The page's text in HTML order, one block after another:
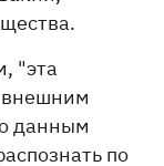
"эта
внешним
данным
по